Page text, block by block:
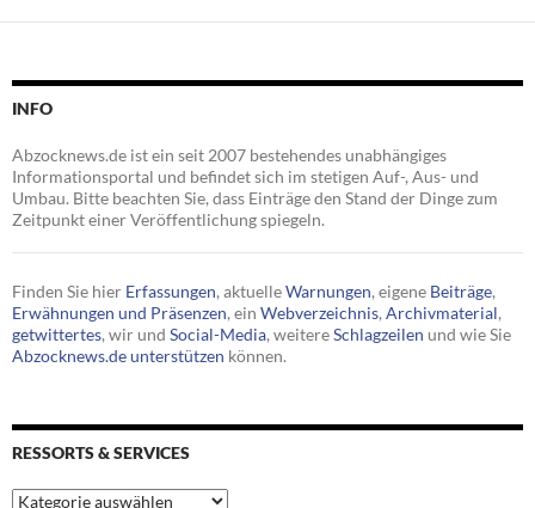
INFO
Abzocknews.de ist ein seit 2007 bestehendes unabhängiges
Informationsportal und befindet sich im stetigen Auf-, Aus- und
Umbau. Bitte beachten Sie, dass Einträge den Stand der Dinge zum
Zeitpunkt einer Veröffentlichung spiegeln.
Finden Sie hier Erfassungen, aktuelleWarnungen, eigene Beiträge,
Erwähnungen und Präsenzen, ein Webverzeichnis, Archivmaterial,
getwittertes, wir und Social-Media, weitereSchlagzeilen und wie Sie
Abzocknews.de unterstützen können.
RESSORTS & SERVICES
Ressorts